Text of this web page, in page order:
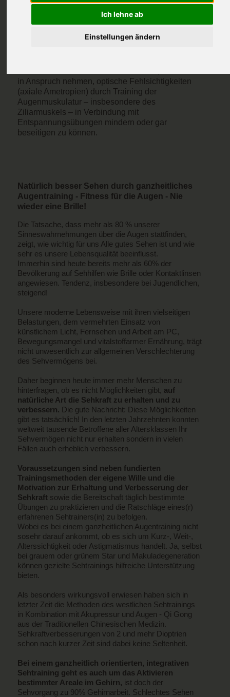
Ich lehne ab
Einstellungen ändern
optische Fehlsichtigkeit
in Anspruch nehmen, optische Fehlsichtigkeiten
(axiale Ametropien) durch Training der
Augenmuskulatur – insbesondere des
Ziliarmuskels – in Verbindung mit
Entspannungsübungen mindern oder gar
beseitigen zu können.
Natürlich besser Sehen durch ganzheitliches
Augentraining - Fitness für die Augen - Nie
wieder eine Brille!
Die Tatsache, dass mehr als 80 % unserer
Sinneswahrnehmungen über die Augen stattfinden,
zeigt, wie wichtig für uns Alle gutes Sehen ist und wie
sehr es unsere Lebensqualität beeinflusst.
Immerhin sind heute bereits mehr als 60% der
Bevölkerung auf Sehhilfen wie Brille oder Kontaktlinsen
angewiesen. Tendenz, insbesondere bei Jugendlichen,
steigend!
Unsere moderne Lebensweise mit ihren vielseitigen
Belastungen, dem vermehrten Einsatz von
künstlichem Licht, Fernsehen und Arbeit am PC,
Bewegungsmangel und vitalstoffarmer Ernährung, trägt
nicht unwesentlich zur allgemeinen Verschlechterung
des Sehvermögens bei.
Daher beginnen heute immer mehr Menschen zu
hinterfragen, ob es nicht Möglichkeiten gibt, auf
natürliche Art die Sehkraft zu erhalten und zu
verbessern. Die gute Nachricht: Diese Möglichkeiten
gibt es tatsächlich! In den letzten Jahrzehnten konnten
weltweit tausende Betroffene aller Altersklassen Ihr
Sehvermögen nicht nur erhalten sondern in vielen
Fällen auch erheblich verbessern.
Voraussetzungen sind neben fundierten
Trainingsmethoden der eigene Wille und die
Motivation zur Erhaltung und Verbesserung der
Sehkraft sowie die Bereitschaft täglich bestimmte
Übungen zu praktizieren und die Ratschläge eines(r)
erfahrenen Sehtrainers(in) zu befolgen.
Wobei es bei einem ganzheitlichen Augentraining nicht
sosehr darauf ankommt, ob es sich um Kurz-, Weit-,
Alterssichtigkeit oder Astigmatismus handelt. Ja, selbst
bei grauem oder grünem Star und Makuladegeneration
können gezielte Sehtrainings hilfreiche Unterstützung
bieten.
Als besonders wirkungsvoll erwiesen haben sich in
letzter Zeit die Methoden des westlichen Sehtrainings
in Kombination mit Akupressur und Augen - Qi Gong
aus der Traditionellen Chinesischen Medizin.
Sehkraftverbesserungen von 2 und mehr Dioptrien
schon nach kurzer Zeit sind dabei keine Seltenheit.
Bei einem ganzheitlich orientierten, integrativen
Sehtraining geht es auch um das Aktivieren
bestimmter Areale im Gehirn, ist doch der
Sehvorgang zu 90% Gehirnarbeit. Schlechtes Sehen